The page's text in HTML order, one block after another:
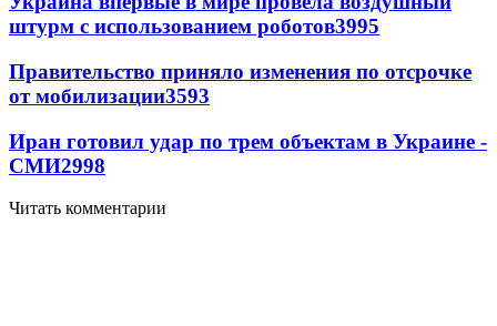
штурм с использованием роботов3995
Правительство приняло изменения по отсрочке
от мобилизации3593
Иран готовил удар по трем объектам в Украине -
СМИ2998
Читать комментарии